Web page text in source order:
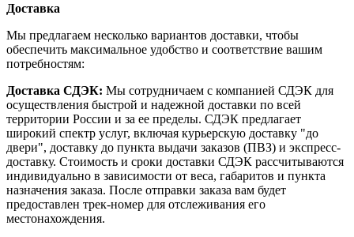
Доставка
Мы предлагаем несколько вариантов доставки, чтобы
обеспечить максимальное удобство и соответствие вашим
потребностям:
Доставка СДЭК: Мы сотрудничаем с компанией СДЭК для
осуществления быстрой и надежной доставки по всей
территории России и за ее пределы. СДЭК предлагает
широкий спектр услуг, включая курьерскую доставку "до
двери", доставку до пункта выдачи заказов (ПВЗ) и экспресс-
доставку. Стоимость и сроки доставки СДЭК рассчитываются
индивидуально в зависимости от веса, габаритов и пункта
назначения заказа. После отправки заказа вам будет
предоставлен трек-номер для отслеживания его
местонахождения.